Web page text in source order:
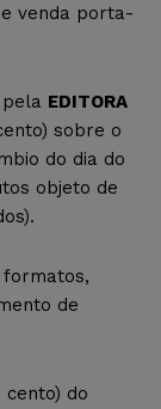
venda porta-
EDITORA
sobre o
do dia do
objeto de
formatos,
de
do